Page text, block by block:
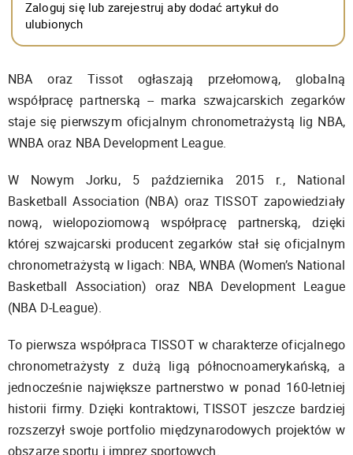
Zaloguj się lub zarejestruj aby dodać artykuł do
ulubionych
NBA oraz Tissot ogłaszają przełomową, globalną
współpracę partnerską -- marka szwajcarskich zegarków
staje się pierwszym oficjalnym chronometrażystą lig NBA,
WNBA oraz NBA Development League.
W Nowym Jorku, 5 października 2015 r., National
Basketball Association (NBA) oraz TISSOT zapowiedziały
nową, wielopoziomową współpracę partnerską, dzięki
której szwajcarski producent zegarków stał się oficjalnym
chronometrażystą w ligach: NBA, WNBA (Women’s National
Basketball Association) oraz NBA Development League
(NBA D-League).
To pierwsza współpraca TISSOT w charakterze oficjalnego
chronometrażysty z dużą ligą północnoamerykańską, a
jednocześnie największe partnerstwo w ponad 160-letniej
historii firmy. Dzięki kontraktowi, TISSOT jeszcze bardziej
rozszerzył swoje portfolio międzynarodowych projektów w
obszarze sportu i imprez sportowych.